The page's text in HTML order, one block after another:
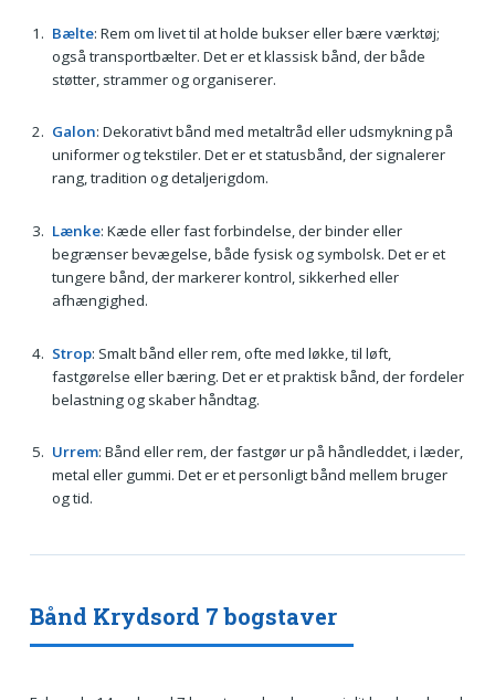
Bælte: Rem om livet til at holde bukser eller bære værktøj;
også transportbælter. Det er et klassisk bånd, der både
støtter, strammer og organiserer.
Galon: Dekorativt bånd med metaltråd eller udsmykning på
uniformer og tekstiler. Det er et statusbånd, der signalerer
rang, tradition og detaljerigdom.
Lænke: Kæde eller fast forbindelse, der binder eller
begrænser bevægelse, både fysisk og symbolsk. Det er et
tungere bånd, der markerer kontrol, sikkerhed eller
afhængighed.
Strop: Smalt bånd eller rem, ofte med løkke, til løft,
fastgørelse eller bæring. Det er et praktisk bånd, der fordeler
belastning og skaber håndtag.
Urrem: Bånd eller rem, der fastgør ur på håndleddet, i læder,
metal eller gummi. Det er et personligt bånd mellem bruger
og tid.
Bånd Krydsord 7 bogstaver